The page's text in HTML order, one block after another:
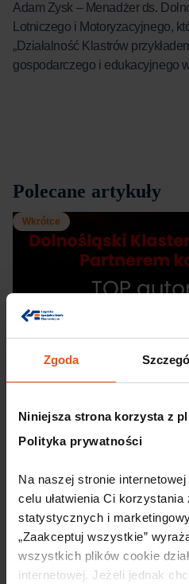
Zgoda
Niniejsza strona korzysta z
Polityka prywatności
Na naszej stronie
celu ułatwienia Ci
statystycznych i
„Zaakceptuj wszystkie”
wszystkich plików cookie
internetowej. Jeżeli jednak
Adam Zysk – Menadżer ds.
Lotniczego i Motoryzacyjnego,
„Działalność Klastrów
gospodarczego i edukacyjnego
Polecane artykuły
Wkrótce
30 lipca, 2026
Dolnośląski Klaster
automotive 2026
TOP automotive od lat
wydarzeń branży
spotkań liderów rynku,
ekspertów jakości,
biznesu. Konferencja